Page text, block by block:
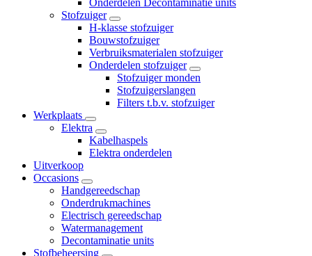
Onderdelen Decontaminatie units
Stofzuiger
H-klasse stofzuiger
Bouwstofzuiger
Verbruiksmaterialen stofzuiger
Onderdelen stofzuiger
Stofzuiger monden
Stofzuigerslangen
Filters t.b.v. stofzuiger
Werkplaats
Elektra
Kabelhaspels
Elektra onderdelen
Uitverkoop
Occasions
Handgereedschap
Onderdrukmachines
Electrisch gereedschap
Watermanagement
Decontaminatie units
Stofbeheersing